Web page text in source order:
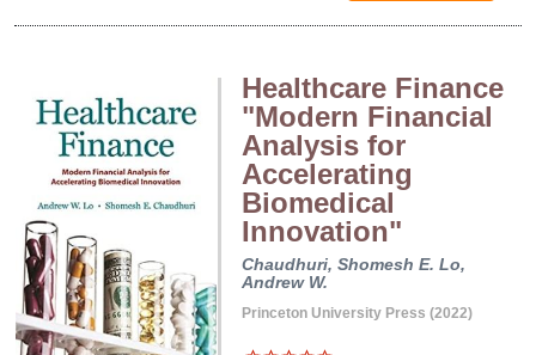
Healthcare Finance
"Modern Financial
Analysis for
Accelerating
Biomedical
Innovation"
Chaudhuri, Shomesh E. Lo,
Andrew W.
Princeton University Press (2022)